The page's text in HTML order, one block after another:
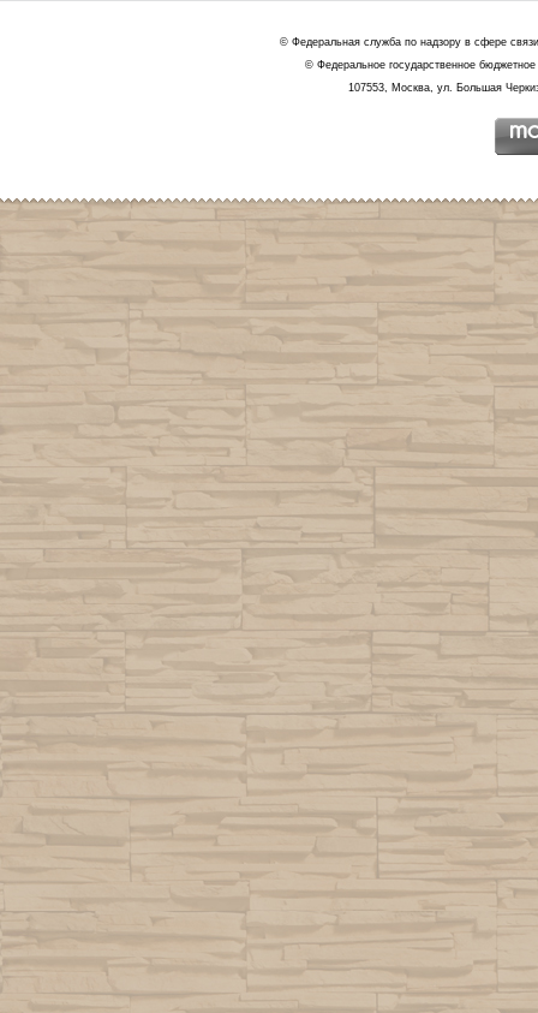
© Федеральная служба по надзору в сфере
© Федеральное государственное
107553, Москва, ул. Большая